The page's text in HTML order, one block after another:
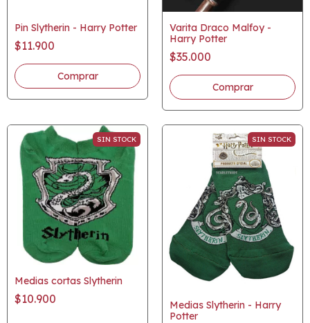
Pin Slytherin - Harry Potter
$11.900
Varita Draco Malfoy -
Harry Potter
$35.000
SIN STOCK
Medias cortas Slytherin
$10.900
SIN STOCK
Medias Slytherin - Harry
Potter